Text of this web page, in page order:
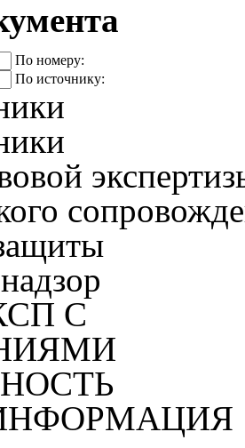
По номеру:
По источнику:
С